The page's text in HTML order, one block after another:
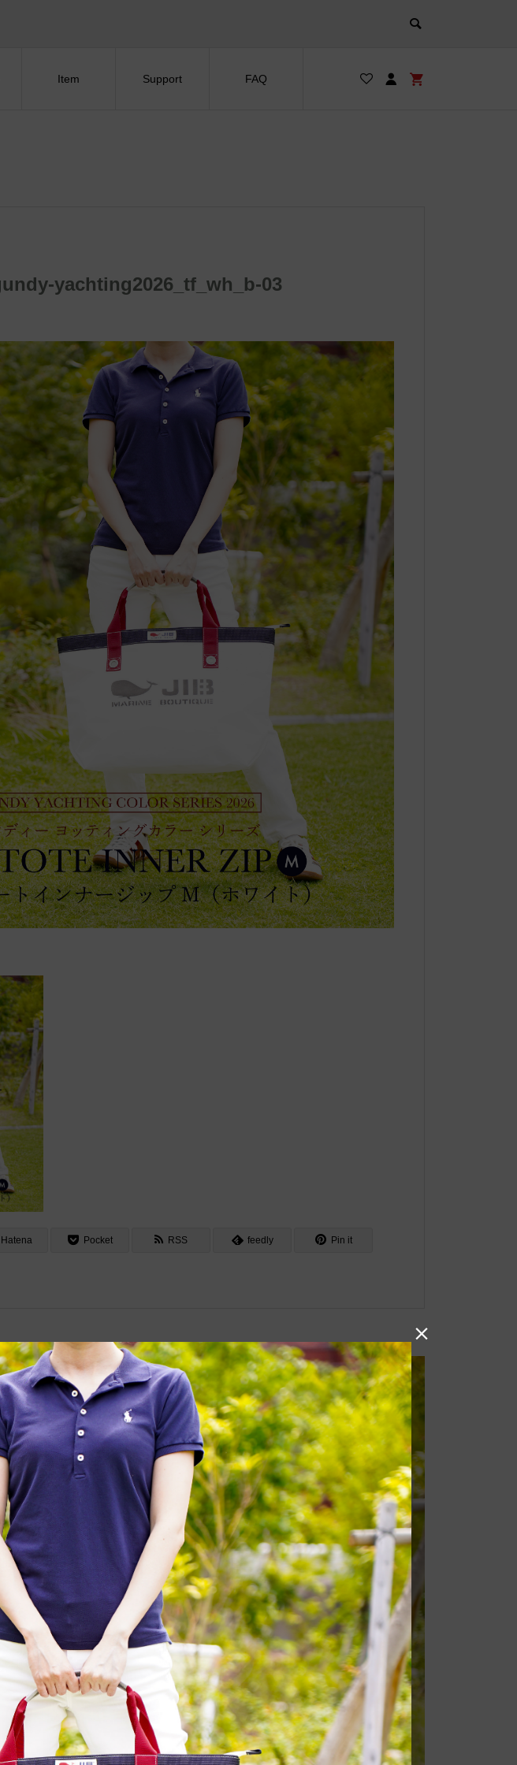
Item Support FAQ
yachting2026_tf_wh_b-03
Hatena Pocket RSS feedly Pin it
